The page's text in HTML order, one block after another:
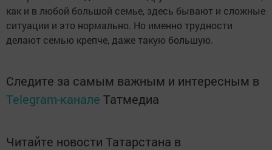
как и в любой большой семье, здесь бывают и сложные
ситуации и это нормально. Но именно трудности
делают семью крепче, даже такую большую.
Следите за самым важным и интересным в
Telegram-канале Татмедиа
Читайте новости Татарстана в